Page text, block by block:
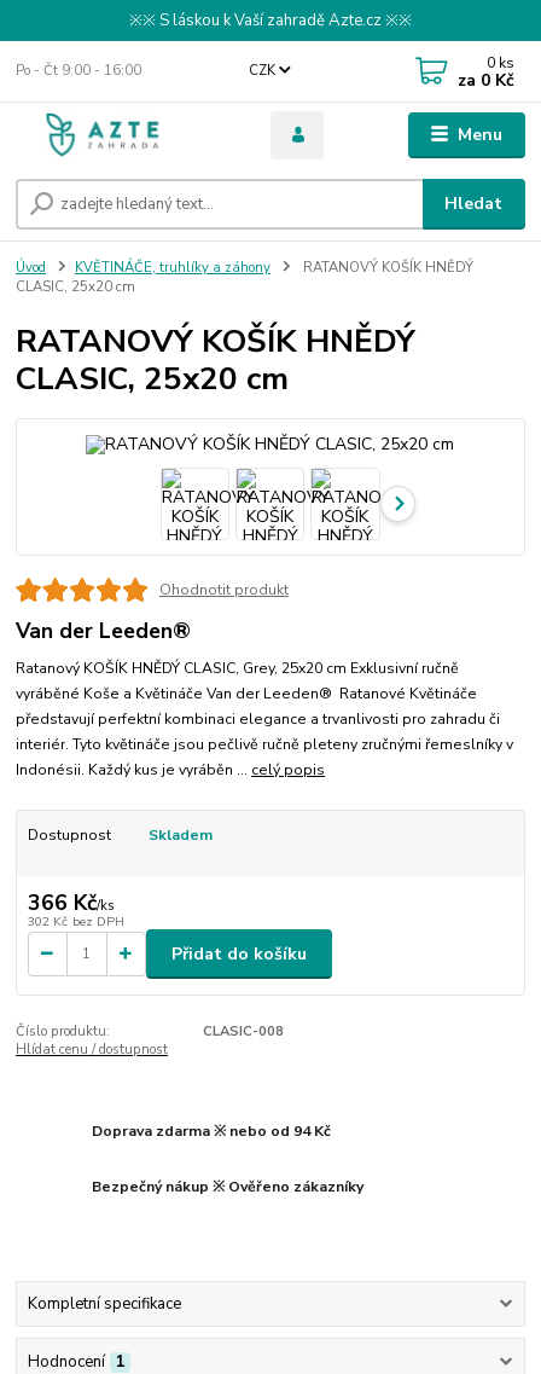
※※ S láskou k Vaší zahradě Azte.cz ※※
Menu
CZK
Hledat
Po - Čt 9:00 - 16:00 0 ks
za 0 Kč
Úvod KVĚTINÁČE, truhlíky a záhony
RATANOVÝ KOŠÍK HNĚDÝ
CLASIC, 25x20 cm
RATANOVÝ KOŠÍK HNĚDÝ
CLASIC, 25x20 cm
Ohodnotit produkt
Van der Leeden®
Ratanový KOŠÍK HNĚDÝ CLASIC, Grey, 25x20 cm Exklusivní ručně
vyráběné Koše a Květináče Van der Leeden® Ratanové Květináče
představují perfektní kombinaci elegance a trvanlivosti pro zahradu či
interiér. Tyto květináče jsou pečlivě ručně pleteny zručnými řemeslníky v
Indonésii. Každý kus je vyráběn ... celý popis
Dostupnost Skladem
366 Kč/ks
302 Kč bez DPH
Přidat do košíku
Číslo produktu:
CLASIC-008
Hlídat cenu / dostupnost
Doprava zdarma ※ nebo od 94 Kč
Bezpečný nákup ※ Ověřeno zákazníky
Kompletní specifikace
Hodnocení 1